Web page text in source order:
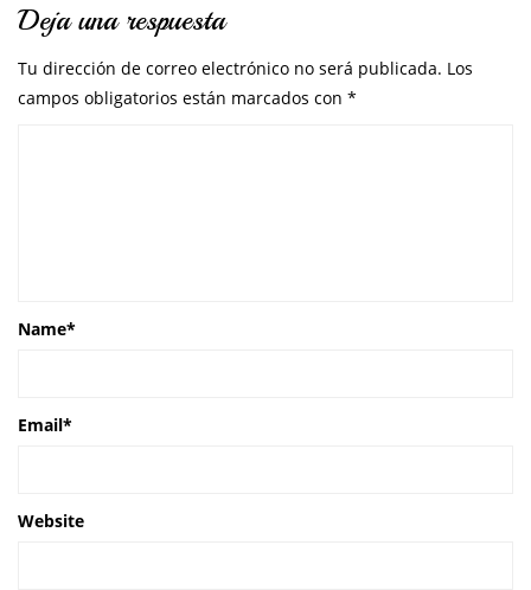
Deja una respuesta
Tu dirección de correo electrónico no será publicada. Los
campos obligatorios están marcados con *
Name*
Email*
Website